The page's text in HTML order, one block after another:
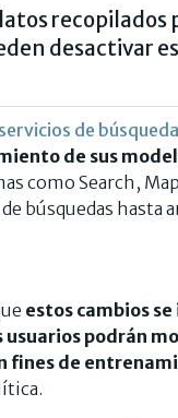
desactivar
de búsqueda
de sus
como Search,
búsquedas hasta
estos cambios
podrán
fines de